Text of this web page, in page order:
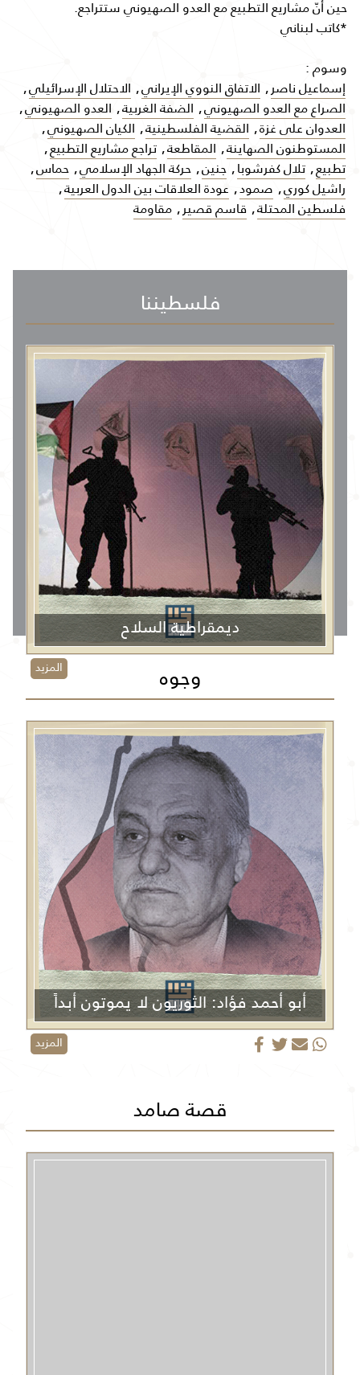
حين أنّ مشاريع التطبيع مع العدو الصهيوني ستتراجع.
*كاتب لبناني
وسوم :
إسماعيل ناصر, الاتفاق النووي الإيراني, الاحتلال الإسرائيلي,
الصراع مع العدو الصهيوني, الضفة الغربية, العدو الصهيوني,
العدوان على غزة, القضية الفلسطينية, الكيان الصهيوني,
المستوطنون الصهاينة, المقاطعة, تراجع مشاريع التطبيع,
تطبيع, تلال كفرشوبا, جنين, حركة الجهاد الإسلامي, حماس,
راشيل كوري, صمود, عودة العلاقات بين الدول العربية,
فلسطين المحتلة, قاسم قصير, مقاومة
فلسطيننا
ديمقراطية السلاح
المزيد وجوه
أبو أحمد فؤاد: الثوريون لا يموتون أبداً
المزيد
قصة صامد